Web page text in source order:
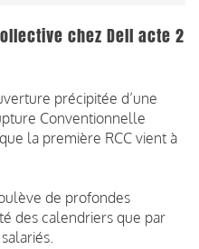
chez Dell acte 2
précipitée d’une
Conventionnelle
la première RCC vient à
de profondes
des calendriers que par